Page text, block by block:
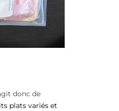
donc de
plats variés et